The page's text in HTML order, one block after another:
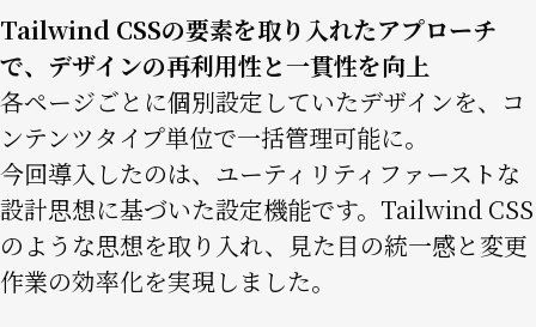
Tailwind CSSの要素を取り入れたアプローチ
で、デザインの再利用性と一貫性を向上
各ページごとに個別設定していたデザインを、コ
ンテンツタイプ単位で一括管理可能に。
今回導入したのは、ユーティリティファーストな
設計思想に基づいた設定機能です。Tailwind CSS
のような思想を取り入れ、見た目の統一感と変更
作業の効率化を実現しました。